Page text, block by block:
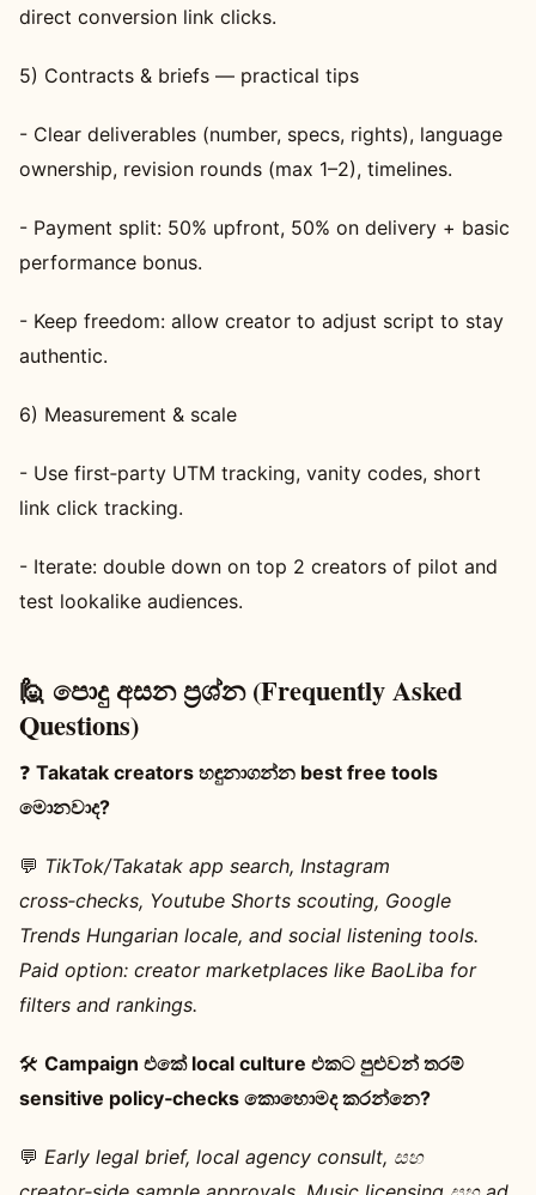
direct conversion link clicks.
5) Contracts & briefs — practical tips
- Clear deliverables (number, specs, rights), language
ownership, revision rounds (max 1–2), timelines.
- Payment split: 50% upfront, 50% on delivery + basic
performance bonus.
- Keep freedom: allow creator to adjust script to stay
authentic.
6) Measurement & scale
- Use first‑party UTM tracking, vanity codes, short
link click tracking.
- Iterate: double down on top 2 creators of pilot and
test lookalike audiences.
🙋 පොදු අසන ප්‍රශ්න (Frequently Asked
Questions)
❓ Takatak creators හඳුනාගන්න best free tools
මොනවාද?
💬 TikTok/Takatak app search, Instagram
cross‑checks, Youtube Shorts scouting, Google
Trends Hungarian locale, and social listening tools.
Paid option: creator marketplaces like BaoLiba for
filters and rankings.
🛠️ Campaign එකේ local culture එකට පුළුවන් තරම්
sensitive policy‑checks කොහොමද කරන්නෙ?
💬 Early legal brief, local agency consult, සහ